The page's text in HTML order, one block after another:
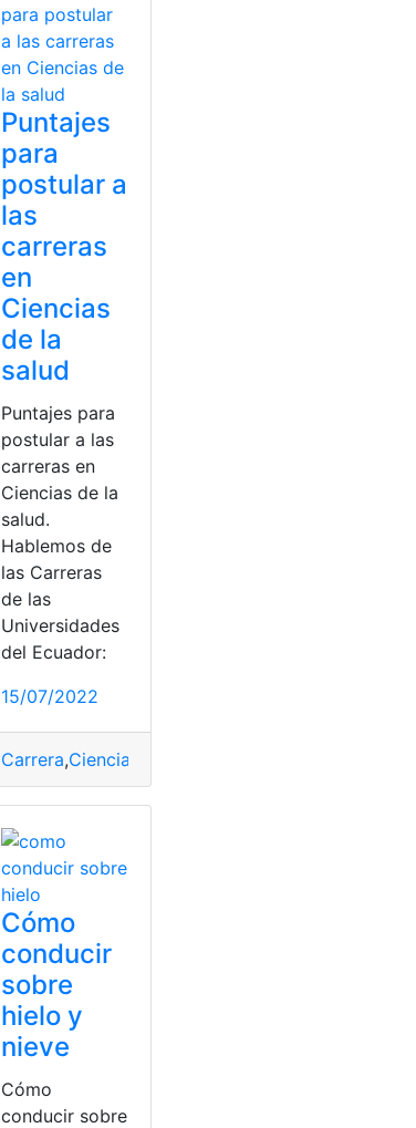
Puntajes
para
postular a
las
carreras
en
Ciencias
de la
salud
Puntajes para
postular a las
carreras en
Ciencias de la
salud.
Hablemos de
las Carreras
de las
Universidades
del Ecuador:
15/07/2022
Carrera,Ciencias de la saluda
Cómo
conducir
sobre
hielo y
nieve
Cómo
conducir sobre